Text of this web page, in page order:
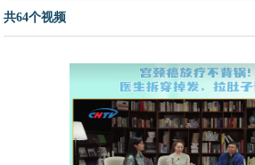
共64个视频